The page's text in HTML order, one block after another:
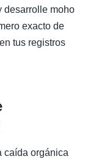
desarrolle moho
exacto de
tus registros
caída orgánica